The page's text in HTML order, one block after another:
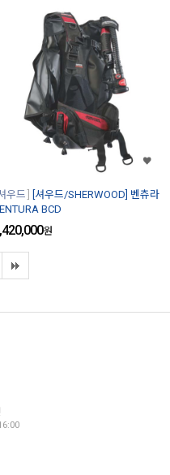
우드
[셔우드/SHERWOOD] 벤츄라
BCD
원